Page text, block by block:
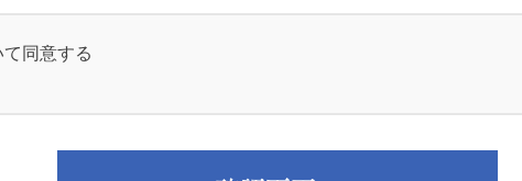
人情報について、利用目的の達成に必要な範囲内で利用致しま
同意する